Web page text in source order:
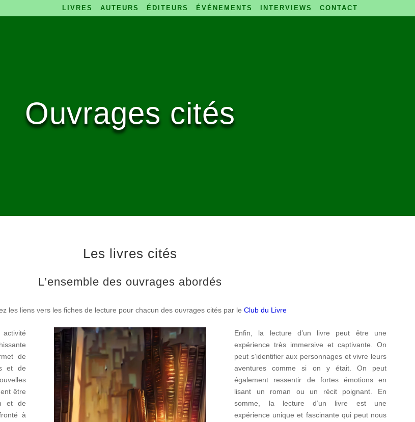
LIVRES AUTEURS ÉDITEURS ÉVÉNEMENTS INTERVIEWS CONTACT
Ouvrages cités
Les livres cités
L’ensemble des ouvrages abordés
les liens vers les fiches de lecture pour chacun des ouvrages cités par le Club du Livre
de
et de
être
et de
à
Enfin, la lecture d’un livre peut être une
expérience très immersive et captivante. On
peut s’identifier aux personnages et vivre leurs
aventures comme si on y était. On peut
également ressentir de fortes émotions en
lisant un roman ou un récit poignant. En
somme, la lecture d’un livre est une
expérience unique et fascinante qui peut nous